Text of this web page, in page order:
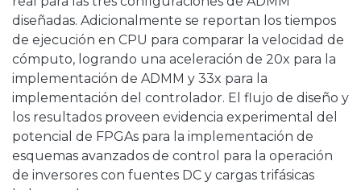
diseñadas. Adicionalmente se reportan los tiempos
de ejecución en CPU para comparar la velocidad de
cómputo, logrando una aceleración de 20x para la
implementación de ADMM y 33x para la
implementación del controlador. El flujo de diseño y
los resultados proveen evidencia experimental del
potencial de FPGAs para la implementación de
esquemas avanzados de control para la operación
de inversores con fuentes DC y cargas trifásicas